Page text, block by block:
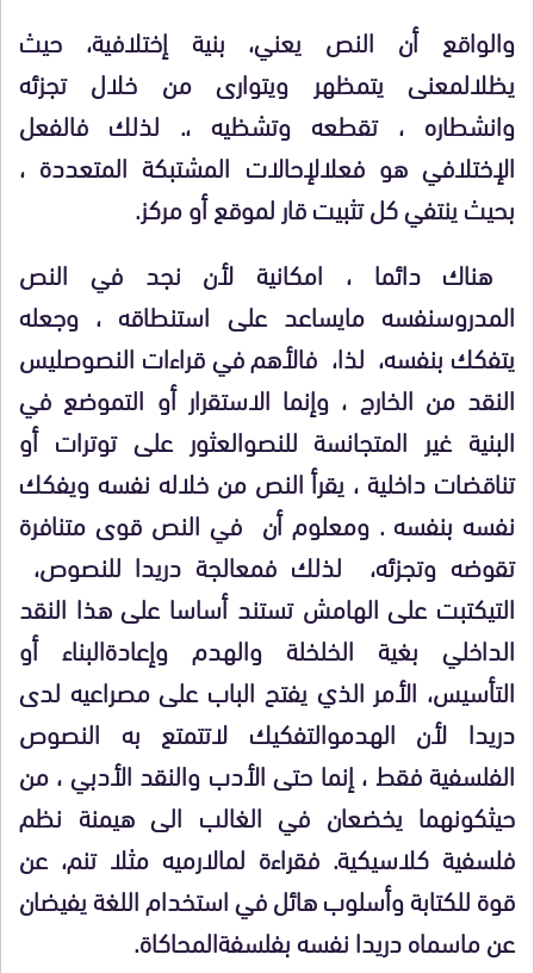
والواقع أن النص يعني، بنية إختلافية، حيث
يظلالمعنى يتمظهر ويتوارى من خلال تجزئه
وانشطاره ، تقطعه وتشظيه ،. لذلك فالفعل
الإختلافي هو فعلالإحالات المشتبكة المتعددة ،
بحيث ينتفي كل تثبيت قار لموقع أو مركز.
هناك دائما ، امكانية لأن نجد في النص
المدروسنفسه مايساعد على استنطاقه ، وجعله
يتفكك بنفسه، لذا، فالأهم في قراءات النصوصليس
النقد من الخارج ، وإنما الاستقرار أو التموضع في
البنية غير المتجانسة للنصوالعثور على توترات أو
تناقضات داخلية ، يقرأ النص من خلاله نفسه ويفكك
نفسه بنفسه.ومعلوم أن في النص قوى متنافرة
تقوضه وتجزئه، لذلك فمعالجة دريدا للنصوص،
التيكتبت على الهامش تستند أساسا على هذا النقد
الداخلي بغية الخلخلة والهدم وإعادةالبناء أو
التأسيس، الأمر الذي يفتح الباب على مصراعيه لدى
دريدا لأن الهدموالتفكيك لاتتمتع به النصوص
الفلسفية فقط ، إنما حتى الأدب والنقد الأدبي ، من
حيثكونهما يخضعان في الغالب الى هيمنة نظم
فلسفية كلاسيكية. فقراءة لمالارميه مثلا تنم، عن
قوة للكتابة وأسلوب هائل في استخدام اللغة يفيضان
عن ماسماه دريدا نفسه بفلسفةالمحاكاة.